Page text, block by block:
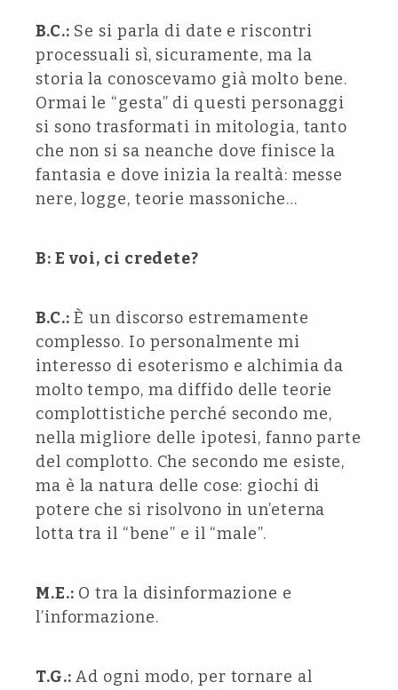
B.C.: Se si parla di date e riscontri
processuali sì, sicuramente, ma la
storia la conoscevamo già molto bene.
Ormai le “gesta” di questi personaggi
si sono trasformati in mitologia, tanto
che non si sa neanche dove finisce la
fantasia e dove inizia la realtà: messe
nere, logge, teorie massoniche…
B: E voi, ci credete?
B.C.: È un discorso estremamente
complesso. Io personalmente mi
interesso di esoterismo e alchimia da
molto tempo, ma diffido delle teorie
complottistiche perché secondo me,
nella migliore delle ipotesi, fanno parte
del complotto. Che secondo me esiste,
ma è la natura delle cose: giochi di
potere che si risolvono in un’eterna
lotta tra il “bene” e il “male”.
M.E.: O tra la disinformazione e
l’informazione.
T.G.: Ad ogni modo, per tornare al